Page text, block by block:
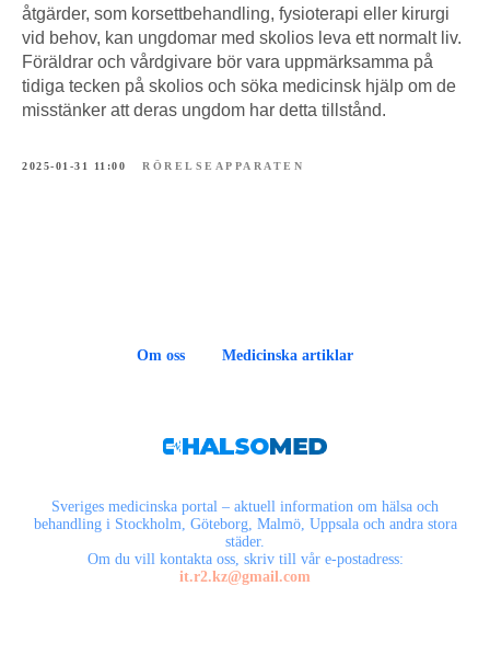
åtgärder, som korsettbehandling, fysioterapi eller kirurgi
vid behov, kan ungdomar med skolios leva ett normalt liv.
Föräldrar och vårdgivare bör vara uppmärksamma på
tidiga tecken på skolios och söka medicinsk hjälp om de
misstänker att deras ungdom har detta tillstånd.
2025-01-31 11:00 RÖRELSEAPPARATEN
Om oss Medicinska artiklar
Sveriges medicinska portal – aktuell information om hälsa och
behandling i Stockholm, Göteborg, Malmö, Uppsala och andra stora
städer.
Om du vill kontakta oss, skriv till vår e-postadress:
it.r2.kz@gmail.com